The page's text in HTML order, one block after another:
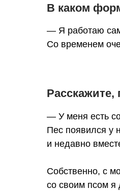
В каком
— Я работаю
Со временем
— У меня есть
Пес появился у
и недавно
Собственно, с
со своим псом я